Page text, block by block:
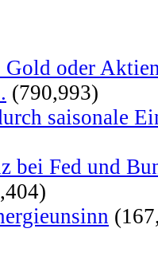
Gold oder
(790,993)
saisonale
bei Fed und